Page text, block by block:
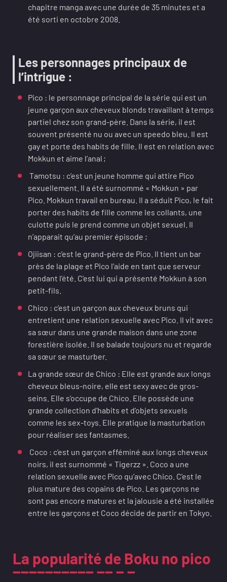
chapitre manga avec une durée de 35 minutes et a
été sorti en octobre 2008.
Les personnages principaux de
l’intrigue :
Pico : le personnage principal de la série qui est un
jeune garçon aux cheveux blonds travaillant à temps
partiel chez son grand-père. Dans la série, il est
souvent présenté nu ou avec un speedo bleu. Il est
gay et porte des habits de fille. Il est en relation avec
Mokkun et aime l’anal ;
Tamotsu : c’est un jeune homme qui attire Pico
sexuellement. Il a été surnommé « Mokkun » par
Pico. Mokkun travail en bureau. Il a séduit Pico, le fait
porter des habits de fille comme les collants, une
culotte puis le prend comme un objet sexuel. Il
n’apparait qu’au premier épisode ;
Ojiisan : c’est le grand-père de Pico. Il tient un bar
près de la plage et Pico l’aide en tant que serveur
pendant l’été. C’est lui qui a présenté Mokkun à son
petit-fils.
Chico : c’est un garçon aux cheveux bruns qui
entretient une relation sexuelle avec Pico. Il vit avec
sa sœur dans une grande maison dans une zone
forestière isolée. Il se balade toujours nu et regarde
sa sœur se masturber.
La grande sœur de Chico : Elle est grande aux longs
cheveux bleus-noire, elle est sexy avec de gros-
seins. Elle s’occupe de Chico. Elle possède une
grande collection d’habits et d’objets sexuels
comme les sex-toys. Elle pratique la masturbation
pour réaliser ses fantasmes.
Coco : c’est un garçon efféminé aux longs cheveux
noirs, il est surnommé « Tigerzz ». Coco a une
relation sexuelle avec Pico qu’avec Chico. C’est le
plus mature des copains de Pico. Les garçons ne
sont pas encore matures et la jalousie a été installée
entre les garçons et Coco décide de partir en Tokyo.
La popularité de Boku no pico